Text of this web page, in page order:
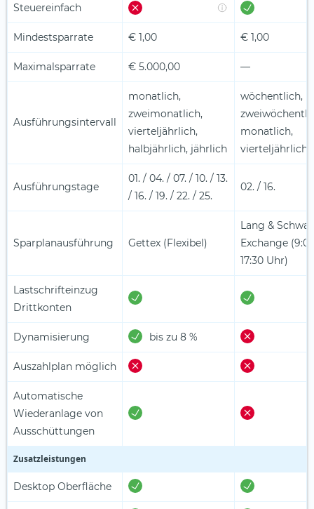
Steuereinfach
Mindestsparrate € 1,00 € 1,00
Maximalsparrate € 5.000,00 —
Ausführungsintervall
monatlich,
zweimonatlich,
vierteljährlich,
halbjährlich, jährlich
wöchentlich,
monatlich,
vierteljährlich
Ausführungstage
01. / 04. / 07. / 10. / 13.
/ 16. / 19. / 22. / 25.
02. / 16.
Sparplanausführung Gettex (Flexibel)
Lang &
Exchange
17:30 Uhr)
Lastschrifteinzug
Drittkonten
Dynamisierung bis zu 8 %
Auszahlplan möglich
Automatische
Wiederanlage von
Ausschüttungen
Zusatzleistungen
Desktop Oberfläche